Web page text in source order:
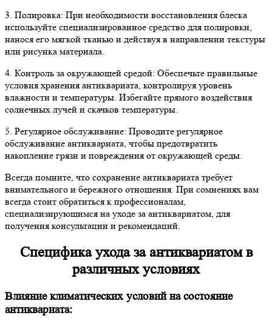
3. Полировка: При необходимости восстановления блеска
используйте специализированное средство для полировки,
нанося его мягкой тканью и действуя в направлении текстуры
или рисунка материала.
4. Контроль за окружающей средой: Обеспечьте правильные
условия хранения антиквариата, контролируя уровень
влажности и температуры. Избегайте прямого воздействия
солнечных лучей и скачков температуры.
5. Регулярное обслуживание: Проводите регулярное
обслуживание антиквариата, чтобы предотвратить
накопление грязи и повреждения от окружающей среды.
Всегда помните, что сохранение антиквариата требует
внимательного и бережного отношения. При сомнениях вам
всегда стоит обратиться к профессионалам,
специализирующимся на уходе за антиквариатом, для
получения консультации и рекомендаций.
Специфика ухода за антиквариатом в
различных условиях
Влияние климатических условий на состояние
антиквариата: